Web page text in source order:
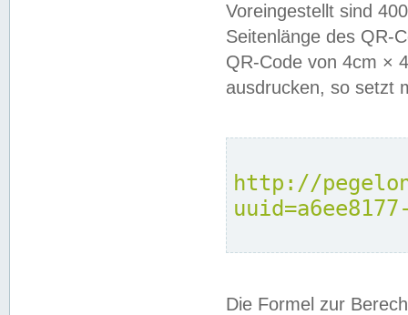
Voreingestellt sind
Seitenlänge des QR-
QR-Code von 4cm ×
ausdrucken, so setzt
http://
Die Formel zur